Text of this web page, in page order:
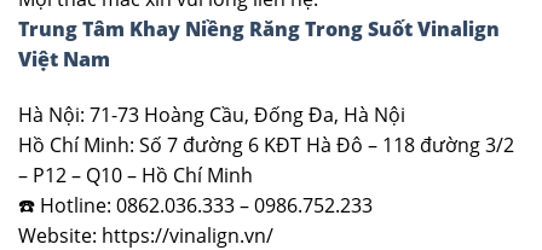
Trung Tâm Khay Niềng Răng Trong Suốt Vinalign
Việt Nam
Hà Nội: 71-73 Hoàng Cầu, Đống Đa, Hà Nội
Hồ Chí Minh: Số 7 đường 6 KĐT Hà Đô – 118 đường 3/2
– P12 – Q10 – Hồ Chí Minh
☎️ Hotline: 0862.036.333 – 0986.752.233
Website: https://vinalign.vn/